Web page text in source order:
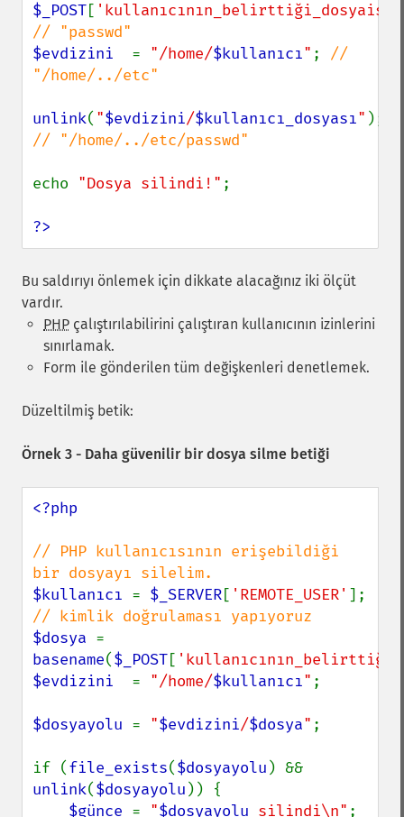
$_POST[
$evdizini = "/home/$kullanıcı" ; //
"/home/../etc"
unlink( "$evdizini/$kullanıcı_dosyası"
// "/home/../etc/passwd"
echo "Dosya silindi!" ;
?>
Bu saldırıyı önlemek için dikkate alacağınız iki ölçüt
vardır.
PHP çalıştırılabilirini çalıştıran kullanıcının izinlerini
sınırlamak.
Form ile gönderilen tüm değişkenleri denetlemek.
Düzeltilmiş betik:
Örnek 3 - Daha güvenilir bir dosya silme betiği
<?php
// PHP kullanıcısının erişebildiği
$kullanıcı = $_SERVER[ 'REMOTE_USER'
$dosya
basename($_POST[
$evdizini = "/home/$kullanıcı" ;
$dosyayolu = "$evdizini/$dosya" ;
if (file_exists($dosyayolu
unlink($dosyayolu )) {
$günce = "$dosyayolu silindi\n" ;